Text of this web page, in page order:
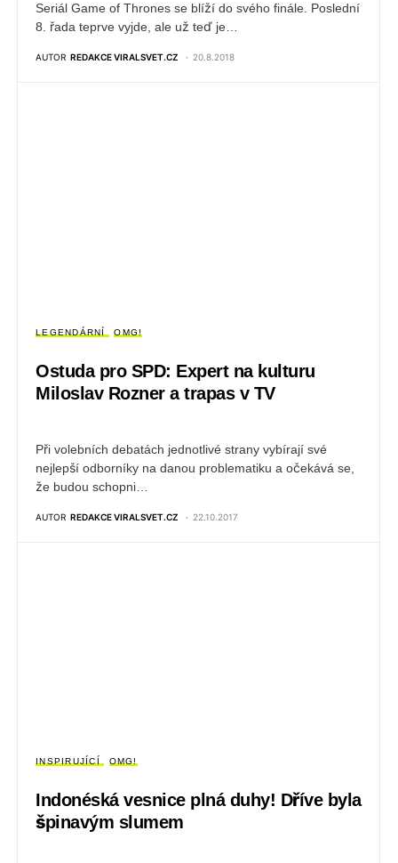
Seriál Game of Thrones se blíží do svého finále. Poslední
8. řada teprve vyjde, ale už teď je…
AUTOR REDAKCE VIRALSVET.CZ 20.8.2018
LEGENDÁRNÍ OMG!
Ostuda pro SPD: Expert na kulturu
Miloslav Rozner a trapas v TV
Při volebních debatách jednotlivé strany vybírají své
nejlepší odborníky na danou problematiku a očekává se,
že budou schopni…
AUTOR REDAKCE VIRALSVET.CZ 22.10.2017
INSPIRUJÍCÍ OMG!
Indonéská vesnice plná duhy! Dříve byla
špinavým slumem